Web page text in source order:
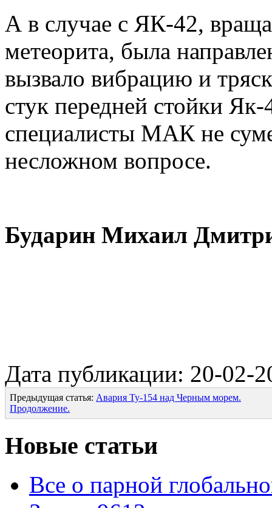
А в случае с ЯК-42,
метеорита, была
вызвало вибрацию и
стук передней стойки
специалисты МАК не
несложном вопросе.
Бударин Михаил
Дата публикации: 20-02-
Предыдущая статья: Авария Ту-154 над Черным морем.
Продолжение.
Новые статьи
Все о парной